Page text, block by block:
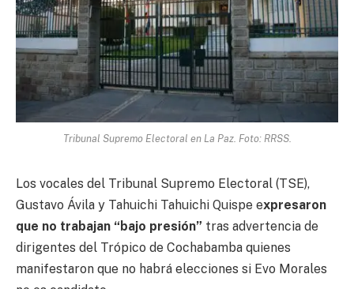
Tribunal Supremo Electoral en La Paz. Foto: RRSS.
Los vocales del Tribunal Supremo Electoral (TSE),
Gustavo Ávila y Tahuichi Tahuichi Quispe expresaron
que no trabajan “bajo presión” tras advertencia de
dirigentes del Trópico de Cochabamba quienes
manifestaron que no habrá elecciones si Evo Morales